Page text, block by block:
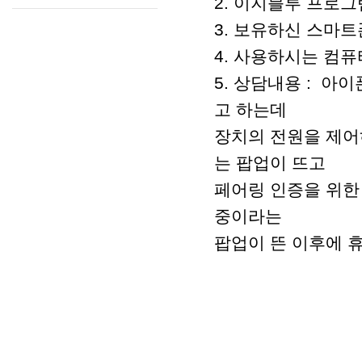
3. 보유하신 스마
4. 사용하시는 컴
5. 상담내용 : 아이
고 하는데
장치의 전원을 제
는 팝업이 뜨고
페어링 인증을 위
중이라는
팝업이 뜬 이후에